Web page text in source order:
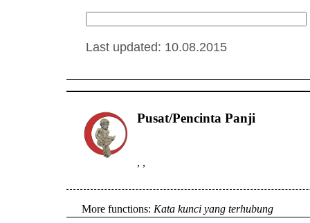
Last updated: 10.08.2015
Pusat/Pencinta Panji
, ,
More functions: Kata kunci yang terhubung